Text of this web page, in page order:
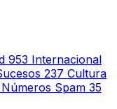
953 Internacional
237 Cultura
Números Spam 35